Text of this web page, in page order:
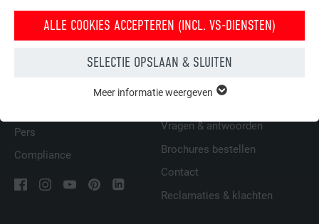
FAMILIEBEDRIJF | PREFA
Pers
Compliance
WIJ HELPEN U
Dakdekkers bij u in de buurt
Vragen & antwoorden
Brochures bestellen
Contact
Reclamaties & klachten
ALLE COOKIES ACCEPTEREN (INCL. VS-DIENSTEN)
SELECTIE OPSLAAN & SLUITEN
van de website. Hierdoor wordt gewaarborgd dat de website
Cookie-informatie weergeven
Meer informatie weergeven